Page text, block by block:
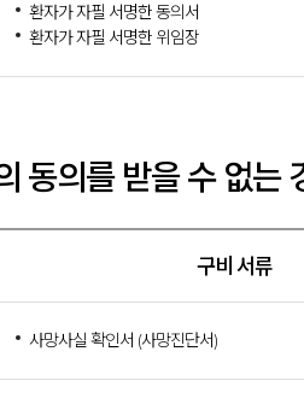
환자가 자필 서명한 동의서
환자가 자필 서명한 위임장
동의를 받을 수 없는
구비 서류
사망사실 확인서 (사망진단서)